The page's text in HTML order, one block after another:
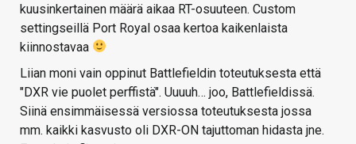
kuusinkertainen määrä aikaa RT-osuuteen. Custom
settingseillä Port Royal osaa kertoa kaikenlaista
kiinnostavaa
Liian moni vain oppinut Battlefieldin toteutuksesta että
"DXR vie puolet perffistä". Uuuuh… joo, Battlefieldissä.
Siinä ensimmäisessä versiossa toteutuksesta jossa
mm. kaikki kasvusto oli DXR-ON tajuttoman hidasta jne.